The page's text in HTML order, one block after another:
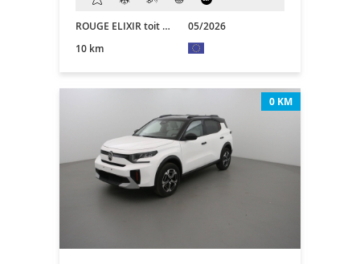
ROUGE ELIXIR toit NOIR
05/2026
10 km
0 KM